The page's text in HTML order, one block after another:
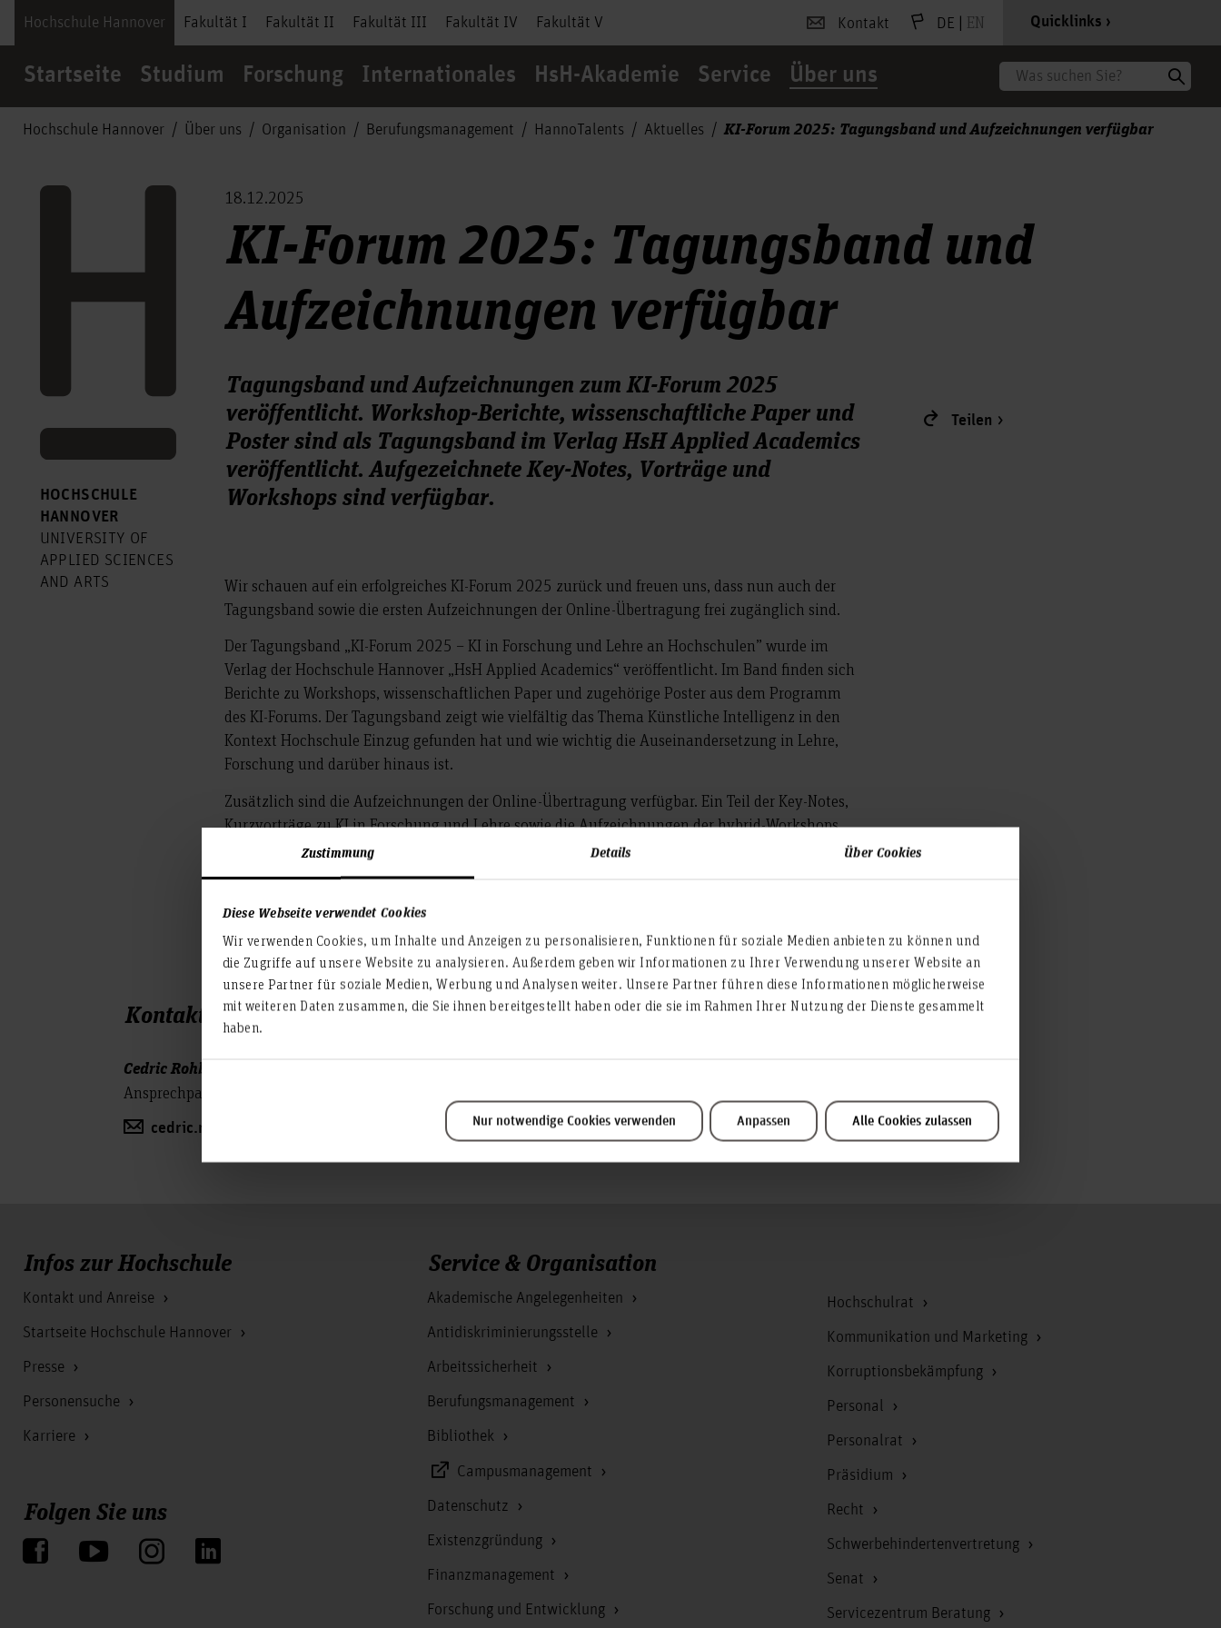
Zustimmung Details Über Cookies
Diese Webseite verwendet Cookies
Wir verwenden Cookies, um Inhalte und Anzeigen zu personalisieren, Funktionen für soziale Medien anbieten zu können und
die Zugriffe auf unsere Website zu analysieren. Außerdem geben wir Informationen zu Ihrer Verwendung unserer Website an
unsere Partner für soziale Medien, Werbung und Analysen weiter. Unsere Partner führen diese Informationen möglicherweise
mit weiteren Daten zusammen, die Sie ihnen bereitgestellt haben oder die sie im Rahmen Ihrer Nutzung der Dienste gesammelt
haben.
Nur notwendige Cookies verwenden Anpassen Alle Cookies zulassen
Hochschule Hannover Fakultät I Fakultät II Fakultät III Fakultät IV Fakultät V Kontakt DE | EN Quicklinks
Startseite Studium Forschung Internationales HsH-Akademie Service Über uns Suche
Hochschule Hannover Über uns Organisation Berufungsmanagement HannoTalents Aktuelles KI-Forum 2025: Tagungsband und Aufzeichnungen verfügbar
HOCHSCHULE
HANNOVER
UNIVERSITY OF
APPLIED SCIENCES
AND ARTS
18.12.2025
KI-Forum 2025: Tagungsband und
Aufzeichnungen verfügbar
Tagungsband und Aufzeichnungen zum KI-Forum 2025
veröffentlicht. Workshop-Berichte, wissenschaftliche Paper und
Poster sind als Tagungsband im Verlag HsH Applied Academics
veröffentlicht. Aufgezeichnete Key-Notes, Vorträge und
Workshops sind verfügbar.
Wir schauen auf ein erfolgreiches KI-Forum 2025 zurück und freuen uns, dass nun auch der
Tagungsband sowie die ersten Aufzeichnungen der Online-Übertragung frei zugänglich sind.
Der Tagungsband „KI-Forum 2025 – KI in Forschung und Lehre an Hochschulen” wurde im
Verlag der Hochschule Hannover „HsH Applied Academics“ veröffentlicht. Im Band finden sich
Berichte zu Workshops, wissenschaftlichen Paper und zugehörige Poster aus dem Programm
des KI-Forums. Der Tagungsband zeigt wie vielfältig das Thema Künstliche Intelligenz in den
Kontext Hochschule Einzug gefunden hat und wie wichtig die Auseinandersetzung in Lehre,
Forschung und darüber hinaus ist.
Zusätzlich sind die Aufzeichnungen der Online-Übertragung verfügbar. Ein Teil der Key-Notes,
Kurzvorträge zu KI in Forschung und Lehre sowie die Aufzeichnungen der hybrid-Workshops
sind schon dort zu sehen. Die Bereitstellung weiterer Inhalte folgt.
Alle Infos zum KI-Forum 2025 sowie Links zum Tagungsband und den Aufzeichnungen finden
sie hier:KI-Forum 2025
Teilen
Kontakt
Cedric Rohbani
Ansprechpartner zum KI-Forum.
cedric.rohbani(at)hs-hannover.de
Infos zur Hochschule
Kontakt und Anreise
Startseite Hochschule Hannover
Presse
Personensuche
Karriere
Folgen Sie uns
Service & Organisation
Akademische Angelegenheiten
Antidiskriminierungsstelle
Arbeitssicherheit
Berufungsmanagement
Bibliothek
Campusmanagement
Datenschutz
Existenzgründung
Finanzmanagement
Forschung und Entwicklung
Hochschulrat
Kommunikation und Marketing
Korruptionsbekämpfung
Personal
Personalrat
Präsidium
Recht
Schwerbehindertenvertretung
Senat
Servicezentrum Beratung